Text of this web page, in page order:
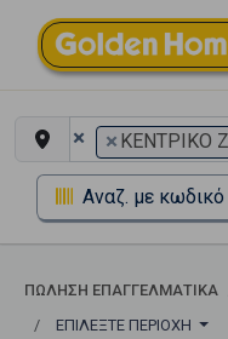
× × ΚΕΝΤΡΙΚΟ
Αναζ. με κωδικό
ΠΏΛΗΣΗ ΕΠΑΓΓΕΛΜΑΤΙΚΆ
ΕΠΙΛΈΞΤΕ ΠΕΡΙΟΧΉ